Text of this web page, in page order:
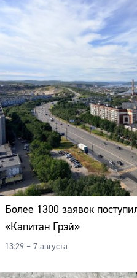
Более 1300 заявок
«Капитан Грэй»
13:29 – 7 августа